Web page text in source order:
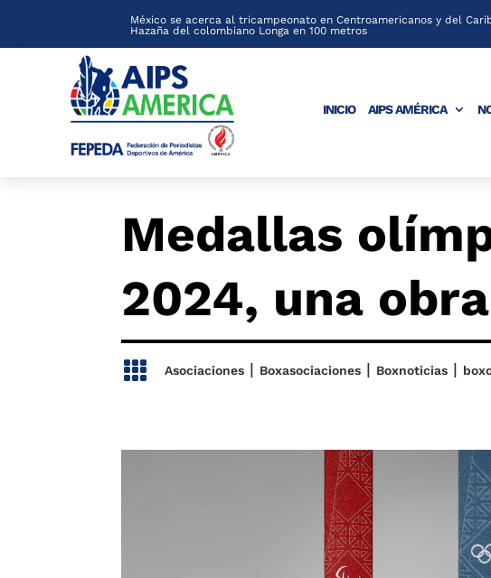
México se acerca al tricampeonato en Centroamericanos y del
Hazaña del colombiano Longa en 100 metros
INICIO AIPS AMÉRICA
Medallas
2024, una
 Asociaciones| Boxasociaciones| Boxnoticias|